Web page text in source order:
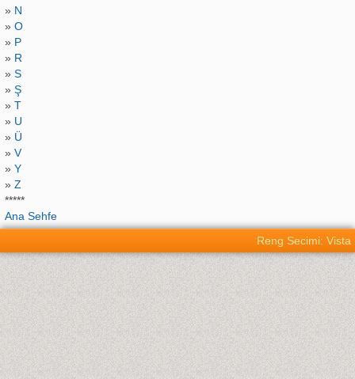
» N
» O
» P
» R
» S
» Ş
» T
» U
» Ü
» V
» Y
» Z
*****
Ana Sehfe
Reng Secimi: Vista